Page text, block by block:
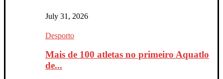
July 31, 2026
Desporto
Mais de 100 atletas no primeiro Aquatlo
de...